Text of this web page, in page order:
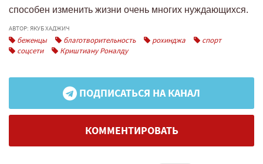
способен изменить жизни очень многих нуждающихся.
АВТОР: ЯКУБ ХАДЖИЧ
беженцы благотворительность рохинджа
спорт
соцсети
Криштиану Роналду
ПОДПИСАТЬСЯ НА КАНАЛ
КОММЕНТИРОВАТЬ